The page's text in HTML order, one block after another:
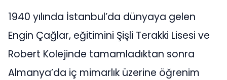
1940 yılında İstanbul’da dünyaya gelen
Engin Çağlar, eğitimini Şişli Terakki Lisesi ve
Robert Kolejinde tamamladıktan sonra
Almanya’da iç mimarlık üzerine öğrenim